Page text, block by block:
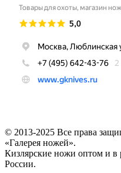
© 2013-2025 Все права
«Галерея ножей».
Кизлярские ножи оптом и в
России.